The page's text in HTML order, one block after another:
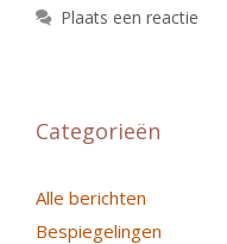
Plaats een reactie
Categorieën
Alle berichten
Bespiegelingen